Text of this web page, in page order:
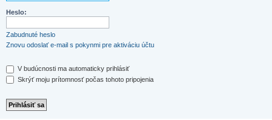
Heslo:
Zabudnuté heslo
Znovu odoslať e-mail s pokynmi pre aktiváciu účtu
V budúcnosti ma automaticky prihlásiť
Skrýť moju prítomnosť počas tohoto pripojenia